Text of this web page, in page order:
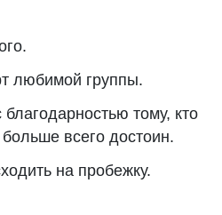
любимой группы.
тому, кто
всего достоин.
на пробежку.